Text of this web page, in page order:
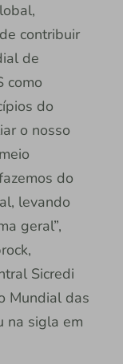
contribuir
de
como
do
o nosso
do
levando
geral”,
Sicredi
Mundial das
na sigla em